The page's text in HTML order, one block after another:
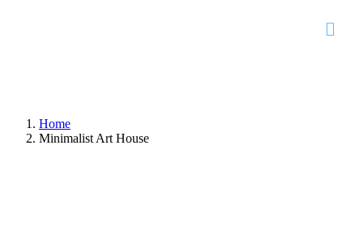
Home
Minimalist Art House